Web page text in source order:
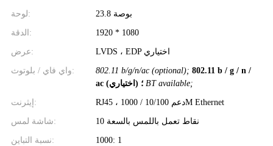
لوحة: 23.8 بوصة
الدقة: 1920 * 1080
عرض: LVDS ، EDP اختياري
واي فاي / بلوتوث: 802.11 b/g/n/ac (optional); 802.11 b / g / n /
ac (اختياري) ؛ BT available;
إيثرنت: RJ45 ، دعم 10/100 / 1000M Ethernet
شاشة لمس: 10 نقاط تعمل باللمس بالسعة
نسبة التباين: 1000: 1